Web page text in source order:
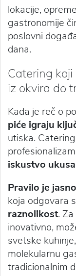
lokacije,
gastronomije
poslovni
dana.
Catering
iz okvira do
Kada je reč o
piće igraju
utiska.
iskustvo ukusa
Pravilo je jasno
koja odgovara
raznolikost.
inovativno,
svetske
molekularnu
tradicionalnim